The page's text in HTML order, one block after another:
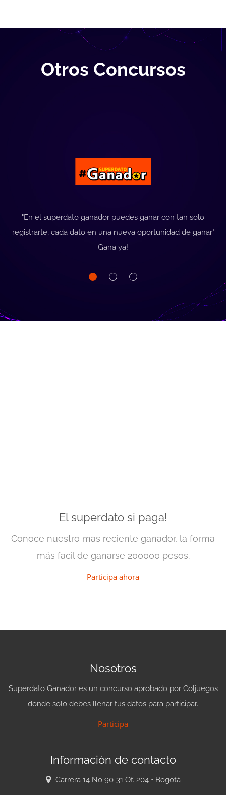
Otros Concursos
"En el superdato ganador puedes ganar con tan solo
registrarte, cada dato en una nueva oportunidad de ganar"
Gana ya!
El superdato si paga!
Conoce nuestro mas reciente ganador, la forma
más facil de ganarse 200000 pesos.
Participa ahora
Nosotros
Superdato Ganador es un concurso aprobado por Coljuegos
donde solo debes llenar tus datos para participar.
Participa
Información de contacto
Carrera 14 No 90-31 Of. 204 • Bogotá